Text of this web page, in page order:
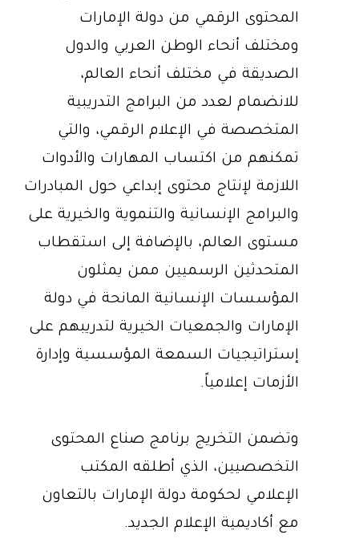
المحتوى الرقمي من دولة الإمارات
ومختلف أنحاء الوطن العربي والدول
الصديقة في مختلف أنحاء العالم،
للانضمام لعدد من البرامج التدريبية
المتخصصة في الإعلام الرقمي، والتي
تمكنهم من اكتساب المهارات والأدوات
اللازمة لإنتاج محتوى إبداعي حول المبادرات
والبرامج الإنسانية والتنموية والخيرية على
مستوى العالم، بالإضافة إلى استقطاب
المتحدثين الرسميين ممن يمثلون
المؤسسات الإنسانية المانحة في دولة
الإمارات والجمعيات الخيرية لتدريبهم على
إستراتيجيات السمعة المؤسسية وإدارة
الأزمات إعلامياً.
وتضمن التخريج برنامج صناع المحتوى
التخصصيين، الذي أطلقه المكتب
الإعلامي لحكومة دولة الإمارات بالتعاون
مع أكاديمية الإعلام الجديد.